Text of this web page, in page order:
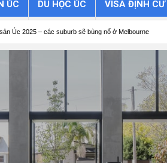
ÚC DU HỌC ÚC VISA ĐỊNH CƯ
sẽ bùng nổ ở Melbourne Bất động sản Úc